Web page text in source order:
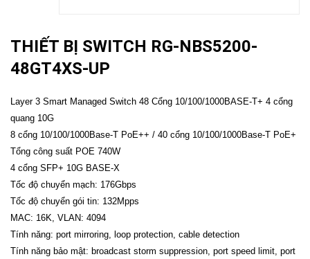
THIẾT BỊ SWITCH RG-NBS5200-
48GT4XS-UP
Layer 3 Smart Managed Switch 48 Cổng 10/100/1000BASE-T+ 4 cổng
quang 10G
8 cổng 10/100/1000Base-T PoE++ / 40 cổng 10/100/1000Base-T PoE+
Tổng công suất POE 740W
4 cổng SFP+ 10G BASE-X
Tốc độ chuyển mạch: 176Gbps
Tốc độ chuyển gói tin: 132Mpps
MAC: 16K, VLAN: 4094
Tính năng: port mirroring, loop protection, cable detection
Tính năng bảo mật: broadcast storm suppression, port speed limit, port